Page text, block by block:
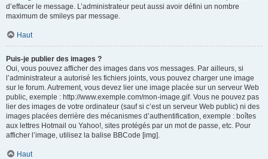
d’effacer le message. L’administrateur peut aussi avoir défini un nombre
maximum de smileys par message.
Haut
Puis-je publier des images ?
Oui, vous pouvez afficher des images dans vos messages. Par ailleurs, si
l’administrateur a autorisé les fichiers joints, vous pouvez charger une image
sur le forum. Autrement, vous devez lier une image placée sur un serveur Web
public, exemple : http://www.exemple.com/mon-image.gif. Vous ne pouvez pas
lier des images de votre ordinateur (sauf si c’est un serveur Web public) ni des
images placées derrière des mécanismes d’authentification, exemple : boîtes
aux lettres Hotmail ou Yahoo!, sites protégés par un mot de passe, etc. Pour
afficher l’image, utilisez la balise BBCode [img].
Haut